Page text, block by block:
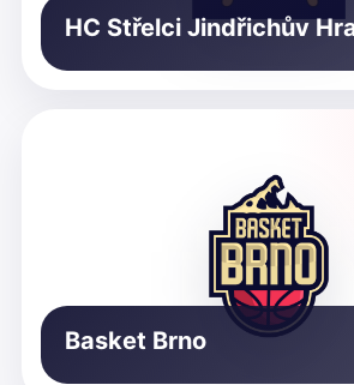
HC Střelci Jindřichův
Basket Brno